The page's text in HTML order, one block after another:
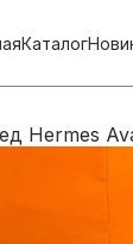
Каталог
Hermes